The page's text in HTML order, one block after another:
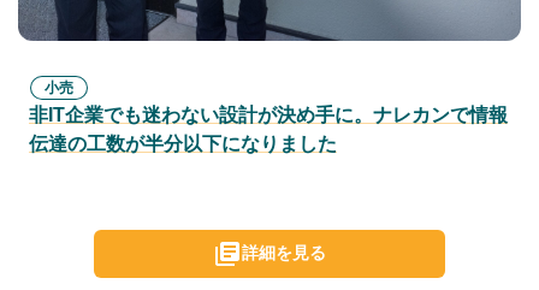
小売
非IT企業でも迷わない設計が決め手に。ナレカンで情報
伝達の工数が半分以下になりました
詳細を見る